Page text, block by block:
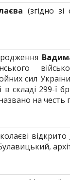
(згідно
сил
складі 299-ї
на честь
відкрито